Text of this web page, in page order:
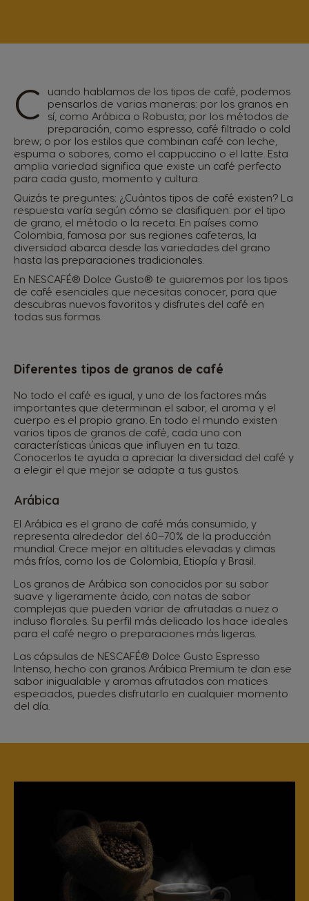
C
uando hablamos de los tipos de café, podemos
pensarlos de varias maneras: por los granos en
sí, como Arábica o Robusta; por los métodos de
preparación, como espresso, café filtrado o cold
brew; o por los estilos que combinan café con leche,
espuma o sabores, como el cappuccino o el latte. Esta
amplia variedad significa que existe un café perfecto
para cada gusto, momento y cultura.
Quizás te preguntes: ¿Cuántos tipos de café existen? La
respuesta varía según cómo se clasifiquen: por el tipo
de grano, el método o la receta. En países como
Colombia, famosa por sus regiones cafeteras, la
diversidad abarca desde las variedades del grano
hasta las preparaciones tradicionales.
En NESCAFÉ® Dolce Gusto® te guiaremos por los tipos
de café esenciales que necesitas conocer, para que
descubras nuevos favoritos y disfrutes del café en
todas sus formas.
Diferentes tipos de granos de café
No todo el café es igual, y uno de los factores más
importantes que determinan el sabor, el aroma y el
cuerpo es el propio grano. En todo el mundo existen
varios tipos de granos de café, cada uno con
características únicas que influyen en tu taza.
Conocerlos te ayuda a apreciar la diversidad del café y
a elegir el que mejor se adapte a tus gustos.
Arábica
El Arábica es el grano de café más consumido, y
representa alrededor del 60–70% de la producción
mundial. Crece mejor en altitudes elevadas y climas
más fríos, como los de Colombia, Etiopía y Brasil.
Los granos de Arábica son conocidos por su sabor
suave y ligeramente ácido, con notas de sabor
complejas que pueden variar de afrutadas a nuez o
incluso florales. Su perfil más delicado los hace ideales
para el café negro o preparaciones más ligeras.
Las cápsulas de NESCAFÉ® Dolce Gusto Espresso
Intenso, hecho con granos Arábica Premium te dan ese
sabor inigualable y aromas afrutados con matices
especiados, puedes disfrutarlo en cualquier momento
del día.